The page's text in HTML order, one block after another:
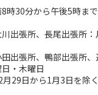
時30分から午後5時まで
出張所、長尾出張所
出張所、鴨部出張所
・木曜日
月29日から1月3日を除く